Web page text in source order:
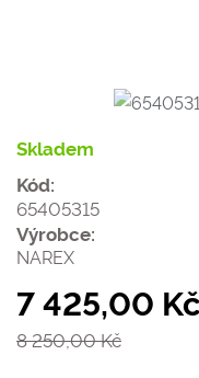
Skladem
Kód:
65405315
Výrobce:
NAREX
7 425,00 Kč
8 250,00 Kč